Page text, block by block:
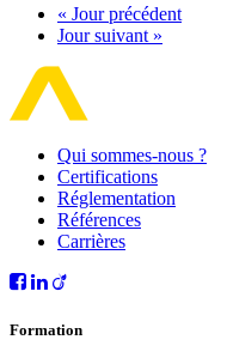
« Jour précédent
Jour suivant »
Qui sommes-nous ?
Certifications
Réglementation
Références
Carrières
Formation